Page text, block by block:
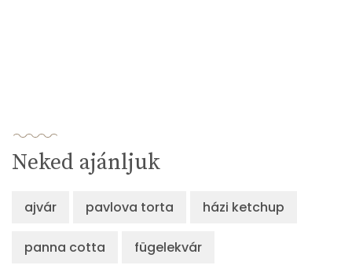
Neked ajánljuk
ajvár pavlova torta házi ketchup
panna cotta fügelekvár